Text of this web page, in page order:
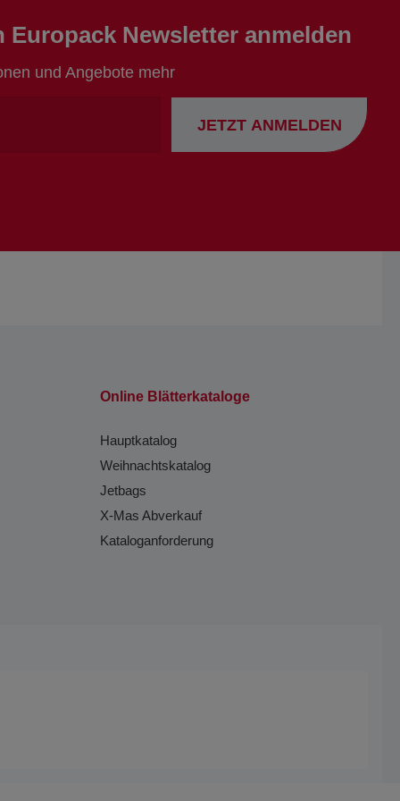
Europack Newsletter anmelden
und Angebote mehr
JETZT ANMELDEN
Online Blätterkataloge
Hauptkatalog
Weihnachtskatalog
Jetbags
X-Mas Abverkauf
Kataloganforderung